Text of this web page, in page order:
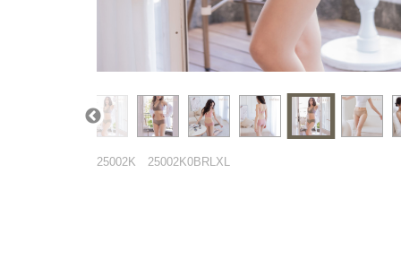
25002K 25002K0BRLXL